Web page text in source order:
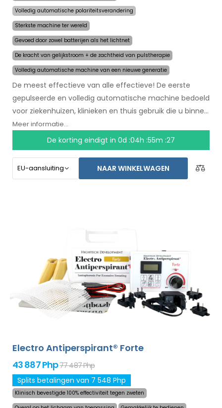
Volledig automatische polariteitsverandering
Sterkste machine ter wereld
Gevoed door zowel batterijen als het lichtnet
De kracht van gelijkstroom + de zachtheid van pulstherapie
Volledig automatische machine van een nieuwe generatie
De meest effectieve van alle effectieve! De eerste
gepulseerde en volledig automatische machine bedoeld
voor ziekenhuizen, klinieken en thuis gebruik die u binnen
een paar maanden zal helpen met het stoppen van
zweten. In het begin van de behandeling selecteert u
simpelweg het gebied waar u overmatig zweet en de
technologie kunnen gevoelige lichaamsdelen worden
standaardpakket) te verhelpen. Met additionele
adapters kunt u ook het voorhoofd, hoofdhuid, buik, rug,
billen, borst en andere lichaamsdelen succesvol,
langdurig behandelen. Niet-goed-geld-terug garantie in
geval van ontevredenheid en gratis express verzending
Meer informatie...
De korting eindigt in 0d :04h :55m :27
NAAR WINKELWAGEN
Electro Antiperspirant® Forte
43 887 Php77 487 Php
Splits betalingen van 7 548 Php
Klinisch bevestigde 100% effectiviteit tegen zweten